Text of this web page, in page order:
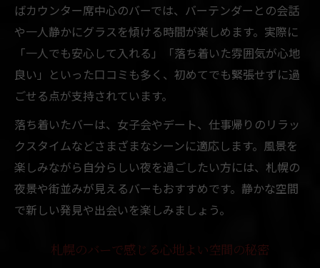
ばカウンター席中心のバーでは、バーテンダーとの会話
や一人静かにグラスを傾ける時間が楽しめます。実際に
「一人でも安心して入れる」「落ち着いた雰囲気が心地
良い」といった口コミも多く、初めてでも緊張せずに過
ごせる点が支持されています。
落ち着いたバーは、女子会やデート、仕事帰りのリラッ
クスタイムなどさまざまなシーンに適応します。風景を
楽しみながら自分らしい夜を過ごしたい方には、札幌の
夜景や街並みが見えるバーもおすすめです。静かな空間
で新しい発見や出会いを楽しみましょう。
札幌のバーで感じる心地よい空間の秘密